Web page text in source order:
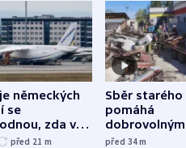
německých
se
zda v
ohroženém
před 21 m
Sběr starého
pomáhá
dobrovolným
hasičům
před 34m